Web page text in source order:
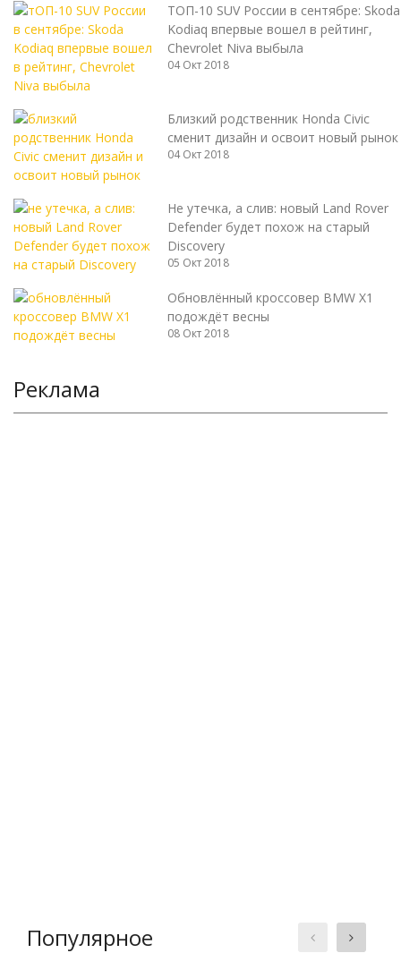
ТОП-10 SUV России в сентябре: Skoda
Kodiaq впервые вошел в рейтинг,
Chevrolet Niva выбыла
04 Окт 2018
Близкий родственник Honda Civic
сменит дизайн и освоит новый рынок
04 Окт 2018
Не утечка, а слив: новый Land Rover
Defender будет похож на старый
Discovery
05 Окт 2018
Обновлённый кроссовер BMW X1
подождёт весны
08 Окт 2018
Реклама
Популярное